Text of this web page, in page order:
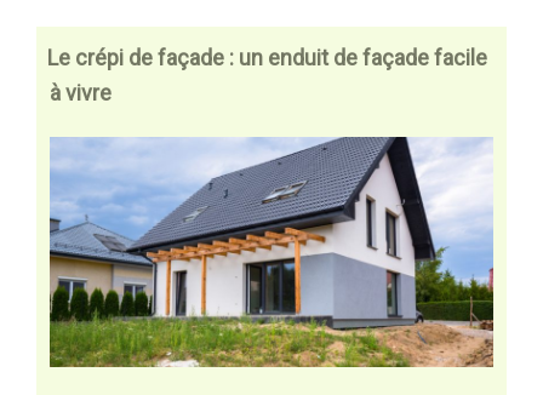
Le crépi de façade : un enduit de façade facile
à vivre